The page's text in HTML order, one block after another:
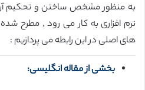
به منظور مشخص ساختن و تحکیم آن
نرم افزاری به کار می رود , مطرح
های اصلی در این رابطه می پردازیم :
بخشی از مقاله انگلیسی: